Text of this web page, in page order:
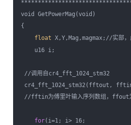
void GetPowerMag(void)
{
float X,Y,Mag,magmax;//实部，
u16 i;
//调用自cr4_fft_1024_stm32
cr4_fft_1024_stm32(fftout,
//fftin为傅里叶输入序列数组，ffout为
for(i=1; i> 16;